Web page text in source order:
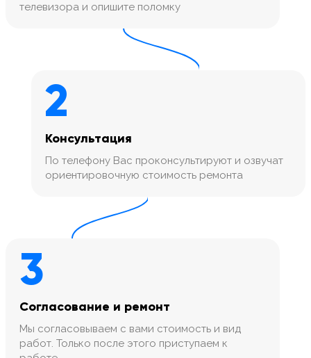
телевизора и опишите поломку
2
Консультация
По телефону Вас проконсультируют и озвучат
ориентировочную стоимость ремонта
3
Согласование и ремонт
Мы согласовываем с вами стоимость и вид
работ. Только после этого приступаем к